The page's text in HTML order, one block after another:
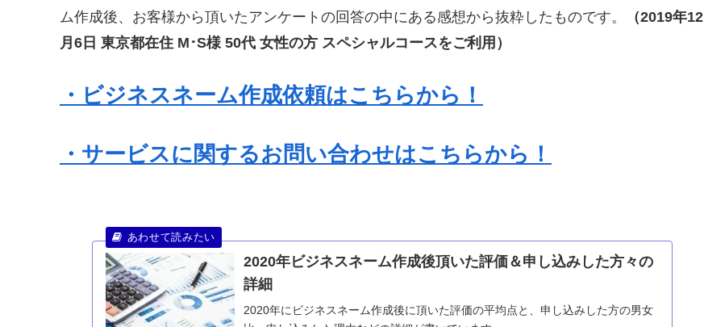
ム作成後、お客様から頂いたアンケートの回答の中にある感想から抜粋したものです。
（2019年12
月6日 東京都在住 M･S様 50代 女性の方 スペシャルコースをご利用）
・ビジネスネーム作成依頼はこちらから！
・サービスに関するお問い合わせはこちらから！
2020年ビジネスネーム作成後頂いた評価＆申し込みした方々の
詳細
2020年にビジネスネーム作成後に頂いた評価の平均点と、申し込みした方の男女